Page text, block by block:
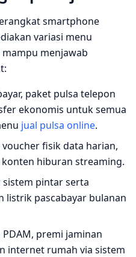
smartphone
variasi menu
menjawab
paket pulsa telepon
ekonomis untuk semua
jual pulsa online.
fisik data harian,
hiburan streaming.
sistem pintar serta
listrik pascabayar bulanan
premi jaminan
internet rumah via sistem